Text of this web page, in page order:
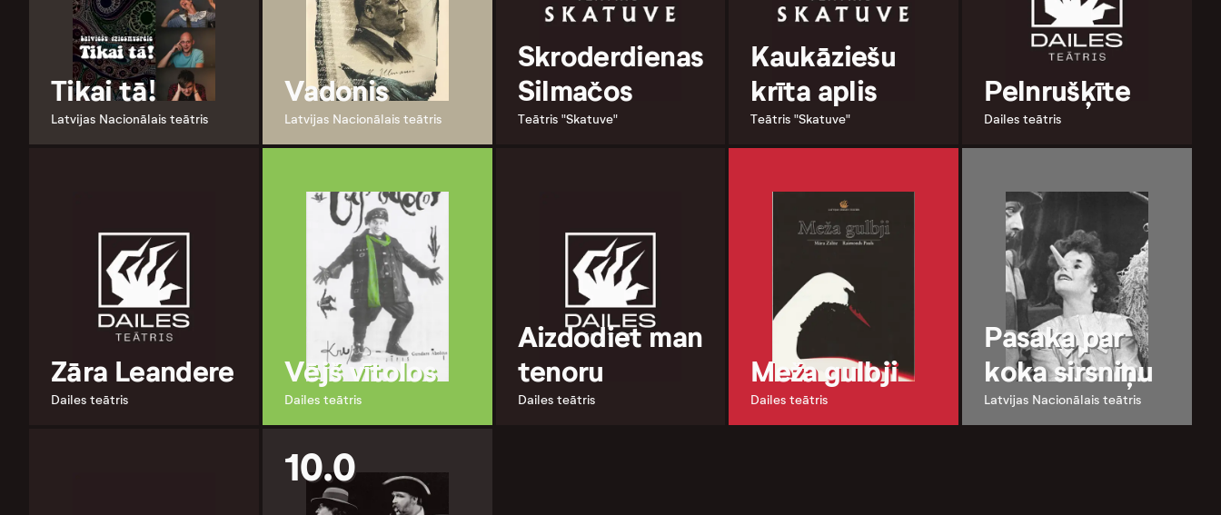
Tikai tā!
Latvijas Nacionālais teātris
Vadonis
Latvijas Nacionālais teātris
Skroderdienas
Silmačos
Teātris "Skatuve"
Kaukāziešu
krīta aplis
Teātris "Skatuve"
Pelnrušķīte
Dailes teātris
Zāra Leandere
Dailes teātris
Vējš vītolos
Dailes teātris
Aizdodiet man
tenoru
Dailes teātris
Meža gulbji
Dailes teātris
Pasaka par
koka sirsniņu
Latvijas Nacionālais teātris
10.0